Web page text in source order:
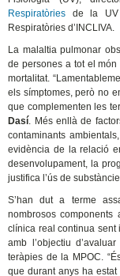
Respiratòries de la UV
Respiratòries d’INCLIVA.
La malaltia pulmonar
de persones a tot el
mortalitat.
els símptomes, però no
que complementen les
Dasí. Més enllà de
contaminants
evidència de la relació
desenvolupament, la
justifica l’ús de
S’han dut a terme
nombrosos components
clínica real continua sent
amb l’objectiu
teràpies de la MPOC.
que durant anys ha